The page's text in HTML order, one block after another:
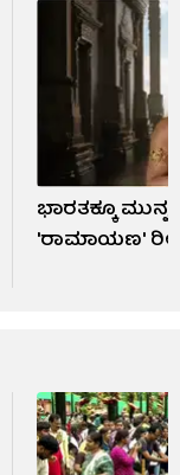
ಭಾರತಕ್ಕೂ
'ರಾಮಾಯಣ'